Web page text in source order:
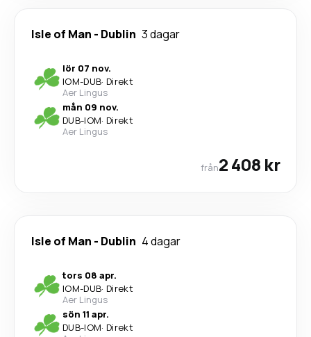
Isle of Man - Dublin 3 dagar
lör 07 nov.
IOM-DUB· Direkt
Aer Lingus
mån 09 nov.
DUB-IOM· Direkt
Aer Lingus
från2 408 kr
Isle of Man - Dublin 4 dagar
tors 08 apr.
IOM-DUB· Direkt
Aer Lingus
sön 11 apr.
DUB-IOM· Direkt